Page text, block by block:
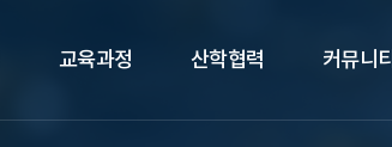
교육과정 산학협력 커뮤니티